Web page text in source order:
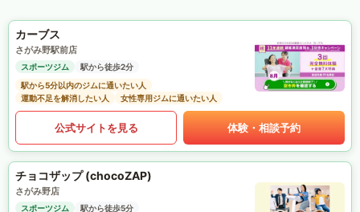
カーブス
さがみ野駅前店
スポーツジム
駅から徒歩2分
駅から5分以内のジムに通いたい人
運動不足を解消したい人
女性専用ジムに通いたい人
公式サイトを見る 体験・相談予約
チョコザップ (chocoZAP)
さがみ野店
スポーツジム
駅から徒歩5分